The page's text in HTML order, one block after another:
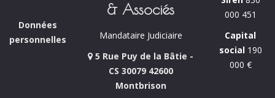
Données
personnelles
& Associés
Mandataire Judiciaire
5 Rue Puy de la Bâtie -
CS 30079 42600
Montbrison
000 451
Capital
social190
000 €